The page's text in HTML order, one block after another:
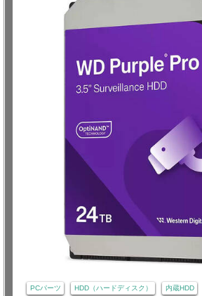
PCパーツ HDD（ハードディスク） 内蔵HDD